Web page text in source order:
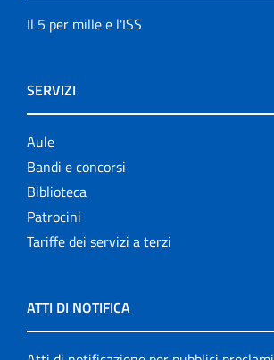
Il 5 per mille e l'ISS
SERVIZI
Aule
Bandi e concorsi
Biblioteca
Patrocini
Tariffe dei servizi a terzi
ATTI DI NOTIFICA